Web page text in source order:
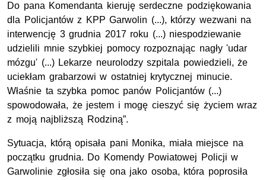
Do pana Komendanta kieruję serdeczne podziękowania
dla Policjantów z KPP Garwolin (...), którzy wezwani na
interwencję 3 grudnia 2017 roku (...) niespodziewanie
udzielili mnie szybkiej pomocy rozpoznając nagły 'udar
mózgu' (...) Lekarze neurolodzy szpitala powiedzieli, że
uciekłam grabarzowi w ostatniej krytycznej minucie.
Właśnie ta szybka pomoc panów Policjantów (...)
spowodowała, że jestem i mogę cieszyć się życiem wraz
z moją najbliższą Rodziną”.
Sytuacja, którą opisała pani Monika, miała miejsce na
początku grudnia. Do Komendy Powiatowej Policji w
Garwolinie zgłosiła się ona jako osoba, która poprosiła